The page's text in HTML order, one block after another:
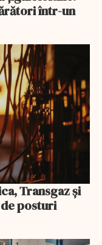
într-un
Transgaz și
posturi